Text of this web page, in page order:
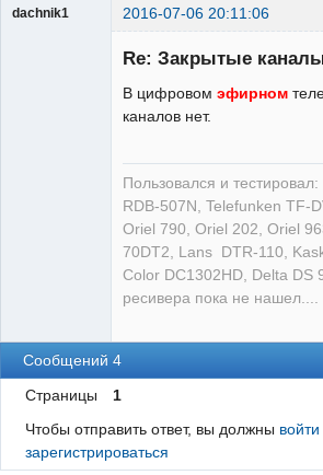
dachnik1 2016-07-06 20:11:06
Re: Закрытые
В цифровом эфирном
каналов нет.
Пользовался и
RDB-507N, Telefunken TF-
Oriel 790, Oriel 202, Oriel
70DT2, Lans DTR-110,
Color DC1302HD, Delta DS
ресивера пока не нашел....
Сообщений 4
Страницы
1
Чтобы отправить ответ, вы должны войти
зарегистрироваться